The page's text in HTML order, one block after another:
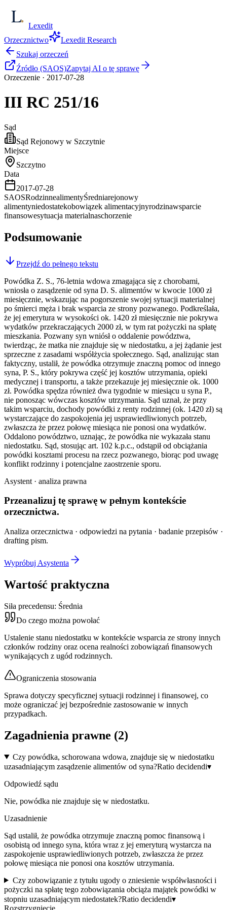
Lexedit
Orzecznictwo
Lexedit Research
Szukaj orzeczeń
Źródło (SAOS)Zapytaj AI o tę sprawę
Orzeczenie · 2017-07-28
III RC 251/16
Sąd
Sąd Rejonowy w Szczytnie
Miejsce
Szczytno
Data
2017-07-28
SAOSRodzinnealimentyŚredniarejonowy
alimentyniedostatekobowiązek alimentacyjnyrodzinawsparcie
finansowesytuacja materialnaschorzenie
Podsumowanie
Przejdź do pełnego tekstu
Powódka Z. S., 76-letnia wdowa zmagająca się z chorobami,
wniosła o zasądzenie od syna D. S. alimentów w kwocie 1000 zł
miesięcznie, wskazując na pogorszenie swojej sytuacji materialnej
po śmierci męża i brak wsparcia ze strony pozwanego. Podkreślała,
że jej emerytura w wysokości ok. 1420 zł miesięcznie nie pokrywa
wydatków przekraczających 2000 zł, w tym rat pożyczki na spłatę
mieszkania. Pozwany syn wniósł o oddalenie powództwa,
twierdząc, że matka nie znajduje się w niedostatku, a jej żądanie jest
sprzeczne z zasadami współżycia społecznego. Sąd, analizując stan
faktyczny, ustalił, że powódka otrzymuje znaczną pomoc od innego
syna, P. S., który pokrywa część jej kosztów utrzymania, opieki
medycznej i transportu, a także przekazuje jej miesięcznie ok. 1000
zł. Powódka spędza również dwa tygodnie w miesiącu u syna P.,
nie ponosząc wówczas kosztów utrzymania. Sąd uznał, że przy
takim wsparciu, dochody powódki z renty rodzinnej (ok. 1420 zł) są
wystarczające do zaspokojenia jej usprawiedliwionych potrzeb,
zwłaszcza że przez połowę miesiąca nie ponosi ona wydatków.
Oddalono powództwo, uznając, że powódka nie wykazała stanu
niedostatku. Sąd, stosując art. 102 k.p.c., odstąpił od obciążania
powódki kosztami procesu na rzecz pozwanego, biorąc pod uwagę
konflikt rodzinny i potencjalne zaostrzenie sporu.
Asystent · analiza prawna
Przeanalizuj tę sprawę w pełnym kontekście
orzecznictwa.
Analiza orzecznictwa · odpowiedzi na pytania · badanie przepisów ·
drafting pism.
Wypróbuj Asystenta
Wartość praktyczna
Siła precedensu: Średnia
Do czego można powołać
Ustalenie stanu niedostatku w kontekście wsparcia ze strony innych
członków rodziny oraz ocena realności zobowiązań finansowych
wynikających z ugód rodzinnych.
Ograniczenia stosowania
Sprawa dotyczy specyficznej sytuacji rodzinnej i finansowej, co
może ograniczać jej bezpośrednie zastosowanie w innych
przypadkach.
Zagadnienia prawne (2)
Czy powódka, schorowana wdowa, znajduje się w niedostatku
uzasadniającym zasądzenie alimentów od syna?Ratio decidendi▾
Odpowiedź sądu
Nie, powódka nie znajduje się w niedostatku.
Uzasadnienie
Sąd ustalił, że powódka otrzymuje znaczną pomoc finansową i
osobistą od innego syna, która wraz z jej emeryturą wystarcza na
zaspokojenie usprawiedliwionych potrzeb, zwłaszcza że przez
połowę miesiąca nie ponosi ona kosztów utrzymania.
Czy zobowiązanie z tytułu ugody o zniesienie współwłasności i
pożyczki na spłatę tego zobowiązania obciąża majątek powódki w
stopniu uzasadniającym niedostatek?Ratio decidendi▾
Rozstrzygnięcie